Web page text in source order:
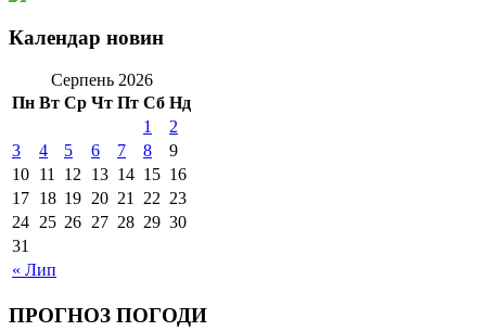
Календар новин
Серпень 2026
Пн Вт Ср Чт Пт Сб Нд
« Лип
1
2
3
4 5 6 7 8
9
10 11 12 13 14 15 16
17 18 19 20 21 22 23
24 25 26 27 28 29 30
31
ПРОГНОЗ ПОГОДИ